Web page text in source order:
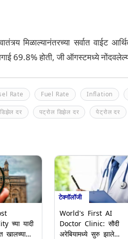
मिळाल्यानंतरच्या सर्वात वाईट
69.8% होती, जी ऑगस्टमध्ये
Rate Fuel Rate Inflation
डिझेल दर पट्रोल डिझेल दर पेट्रोल दर
च्या यादी
खालच्या
टेक्नॉलॉजी
World's First AI
Doctor Clinic: सौदी
अरेबियामध्ये सुरु झाले